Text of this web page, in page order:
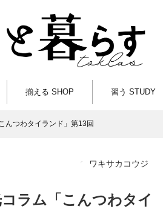
揃える SHOP 習う STUDY
んつわタイランド」第13回
ワキサカコウジ
ラム「こんつわタイ